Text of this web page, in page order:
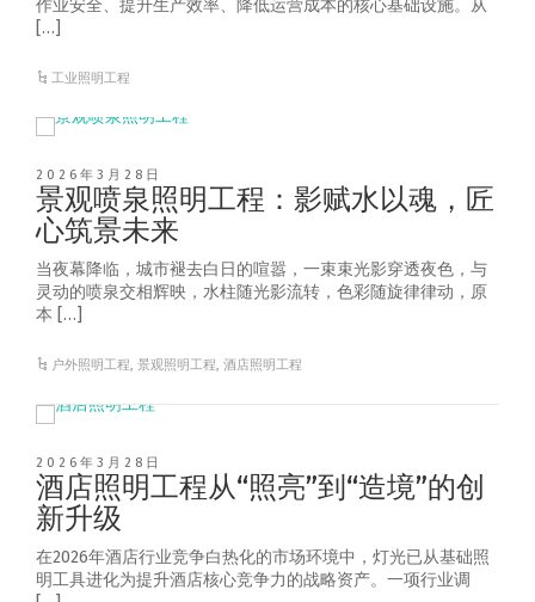
作业安全、提升生产效率、降低运营成本的核心基础设施。从
[…]
工业照明工程
2026年3月28日
景观喷泉照明工程：影赋水以魂，匠
心筑景未来
当夜幕降临，城市褪去白日的喧嚣，一束束光影穿透夜色，与
灵动的喷泉交相辉映，水柱随光影流转，色彩随旋律律动，原
本 […]
户外照明工程,景观照明工程,酒店照明工程
2026年3月28日
酒店照明工程从“照亮”到“造境”的创
新升级
在2026年酒店行业竞争白热化的市场环境中，灯光已从基础照
明工具进化为提升酒店核心竞争力的战略资产。一项行业调